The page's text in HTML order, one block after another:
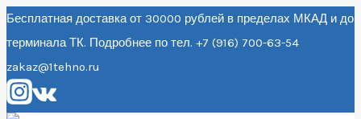
Перейти
к
содержанию
Бесплатная доставка от 30000 рублей в пределах МКАД и до
терминала ТК. Подробнее по тел. +7 (916) 700-63-54
zakaz@1tehno.ru